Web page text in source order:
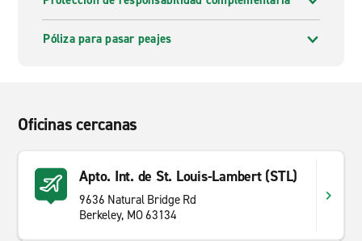
Póliza para pasar peajes
Oficinas cercanas
Apto. Int. de St. Louis-Lambert (STL)
9636 Natural Bridge Rd
Berkeley, MO 63134